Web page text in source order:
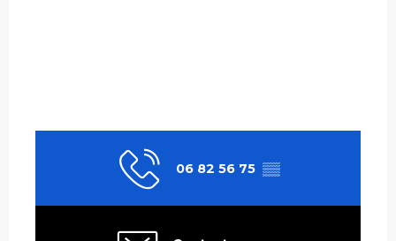
06 82 56 75 ▒▒